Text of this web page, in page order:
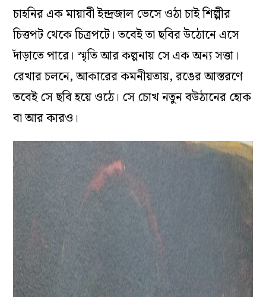
চাহনির এক মায়াবী ইন্দ্রজাল ভেসে ওঠা চাই শিল্পীর
চিত্তপট থেকে চিত্রপটে। তবেই তা ছবির উঠোনে এসে
দাঁড়াতে পারে। স্মৃতি আর কল্পনায় সে এক অন্য সত্তা।
রেখার চলনে, আকারের কমনীয়তায়, রঙের আস্তরণে
তবেই সে ছবি হয়ে ওঠে। সে চোখ নতুন বউঠানের হোক
বা আর কারও।